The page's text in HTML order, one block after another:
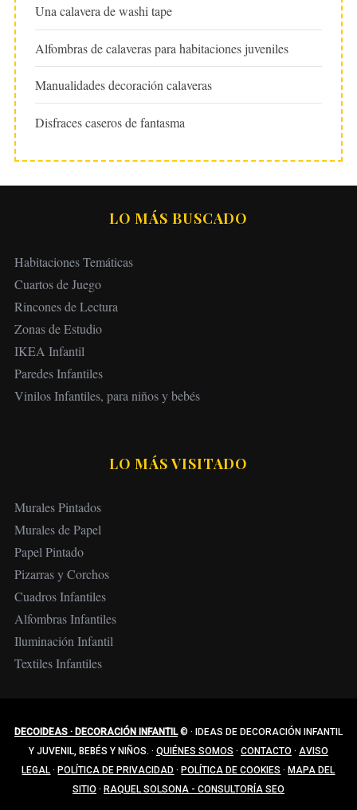
Una calavera de washi tape
Alfombras de calaveras para habitaciones juveniles
Manualidades decoración calaveras
Disfraces caseros de fantasma
LO MÁS BUSCADO
Habitaciones Temáticas
Cuartos de Juego
Rincones de Lectura
Zonas de Estudio
IKEA Infantil
Paredes Infantiles
Vinilos Infantiles, para niños y bebés
LO MÁS VISITADO
Murales Pintados
Murales de Papel
Papel Pintado
Pizarras y Corchos
Cuadros Infantiles
Alfombras Infantiles
Iluminación Infantil
Textiles Infantiles
DECOIDEAS · DECORACIÓN INFANTIL© · IDEAS DE DECORACIÓN INFANTIL
Y JUVENIL, BEBÉS Y NIÑOS. · QUIÉNES SOMOS · CONTACTO · AVISO
LEGAL · POLÍTICA DE PRIVACIDAD · POLÍTICA DE COOKIES · MAPA DEL
SITIO · RAQUEL SOLSONA - CONSULTORÍA SEO